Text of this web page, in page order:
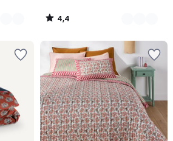
4,4
/